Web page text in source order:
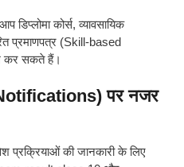
डिप्लोमा कोर्स, व्यावसायिक
प्रमाणपत्र (Skill-based
कर सकते हैं।
पर नजर
प्रक्रियाओं की जानकारी के लिए